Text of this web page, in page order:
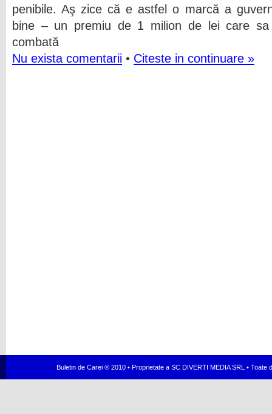
penibile. Aş zice că e astfel o marcă a
bine – un premiu de 1 milion de lei care sa
combată
Nu exista comentarii • Citeste in continuare »
Buletin de Carei ® 2010 • Proprietate a SC DIVERTI MEDIA SRL •